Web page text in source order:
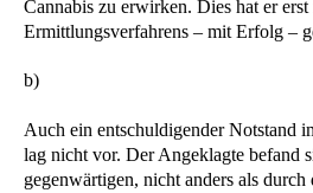
Cannabis zu erwirken. Dies hat er
Ermittlungsverfahrens – mit Erfolg –
b)
Auch ein entschuldigender Notstand
lag nicht vor. Der Angeklagte befand
gegenwärtigen, nicht anders als